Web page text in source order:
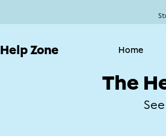
Help Zone Home
The